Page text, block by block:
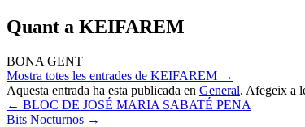
Quant a KEIFAREM
BONA GENT
Mostra totes les entrades de KEIFAREM →
Aquesta entrada ha esta publicada en General. Afegeix a
← BLOC DE JOSÉ MARIA SABATÉ PENA
Bits Nocturnos →